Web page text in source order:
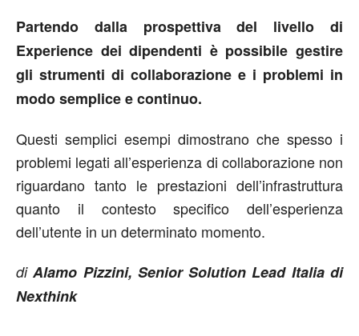
Partendo dalla prospettiva del livello di
Experience dei dipendenti è possibile gestire
gli strumenti di collaborazione e i problemi in
modo semplice e continuo.
Questi semplici esempi dimostrano che spesso i
problemi legati all’esperienza di collaborazione non
riguardano tanto le prestazioni dell’infrastruttura
quanto il contesto specifico dell’esperienza
dell’utente in un determinato momento.
diAlamo Pizzini, Senior Solution Lead Italia di
Nexthink